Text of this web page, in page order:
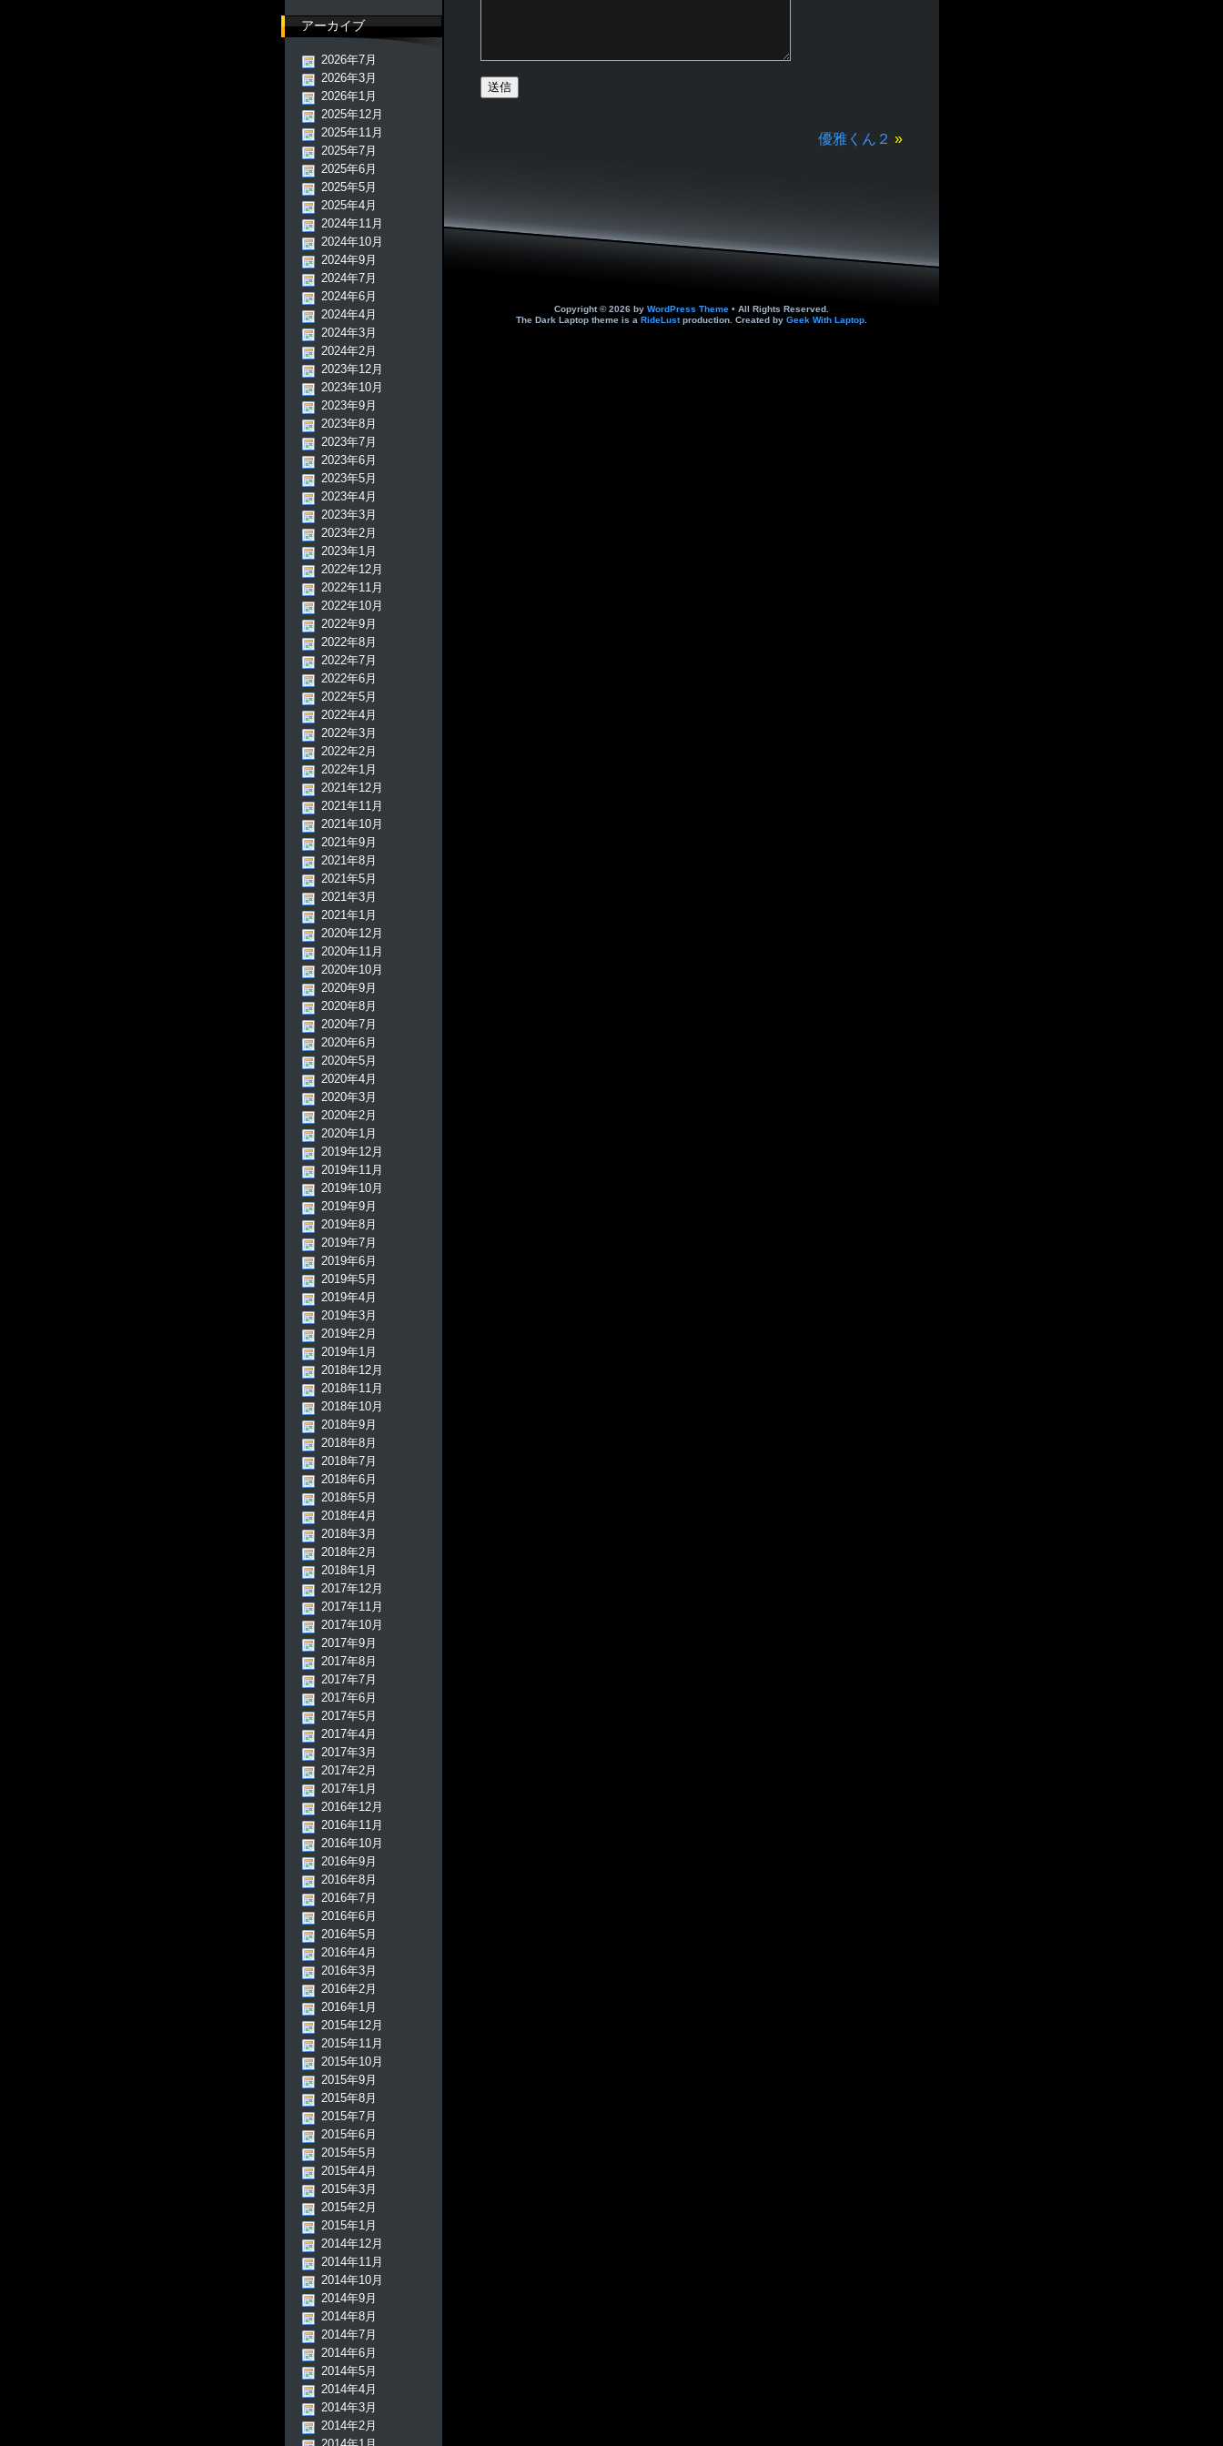
優雅くん２ »
Copyright © 2026 by WordPress Theme • All Rights Reserved.
The Dark Laptop theme is a RideLustproduction. Created by Geek With Laptop.
アーカイブ
2026年7月
2026年3月
2026年1月
2025年12月
2025年11月
2025年7月
2025年6月
2025年5月
2025年4月
2024年11月
2024年10月
2024年9月
2024年7月
2024年6月
2024年4月
2024年3月
2024年2月
2023年12月
2023年10月
2023年9月
2023年8月
2023年7月
2023年6月
2023年5月
2023年4月
2023年3月
2023年2月
2023年1月
2022年12月
2022年11月
2022年10月
2022年9月
2022年8月
2022年7月
2022年6月
2022年5月
2022年4月
2022年3月
2022年2月
2022年1月
2021年12月
2021年11月
2021年10月
2021年9月
2021年8月
2021年5月
2021年3月
2021年1月
2020年12月
2020年11月
2020年10月
2020年9月
2020年8月
2020年7月
2020年6月
2020年5月
2020年4月
2020年3月
2020年2月
2020年1月
2019年12月
2019年11月
2019年10月
2019年9月
2019年8月
2019年7月
2019年6月
2019年5月
2019年4月
2019年3月
2019年2月
2019年1月
2018年12月
2018年11月
2018年10月
2018年9月
2018年8月
2018年7月
2018年6月
2018年5月
2018年4月
2018年3月
2018年2月
2018年1月
2017年12月
2017年11月
2017年10月
2017年9月
2017年8月
2017年7月
2017年6月
2017年5月
2017年4月
2017年3月
2017年2月
2017年1月
2016年12月
2016年11月
2016年10月
2016年9月
2016年8月
2016年7月
2016年6月
2016年5月
2016年4月
2016年3月
2016年2月
2016年1月
2015年12月
2015年11月
2015年10月
2015年9月
2015年8月
2015年7月
2015年6月
2015年5月
2015年4月
2015年3月
2015年2月
2015年1月
2014年12月
2014年11月
2014年10月
2014年9月
2014年8月
2014年7月
2014年6月
2014年5月
2014年4月
2014年3月
2014年2月